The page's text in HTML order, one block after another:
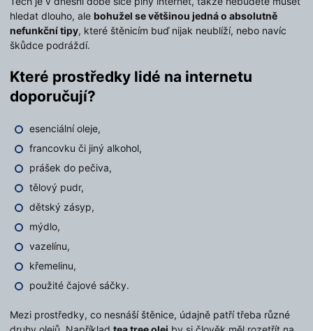
hledat dlouho, ale bohužel se většinou jedná o absolutně
nefunkční tipy, které štěnicím buď nijak neublíží, nebo navíc
škůdce podráždí.
Které prostředky lidé na internetu
doporučují?
esenciální oleje,
francovku či jiný alkohol,
prášek do pečiva,
tělový pudr,
dětský zásyp,
mýdlo,
vazelínu,
křemelinu,
použité čajové sáčky.
Mezi prostředky, co nesnáší štěnice, údajně patří třeba různé